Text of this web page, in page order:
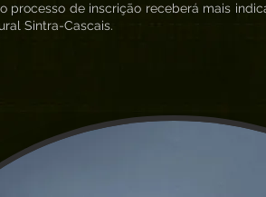
de inscrição receberá mais
Sintra-Cascais.